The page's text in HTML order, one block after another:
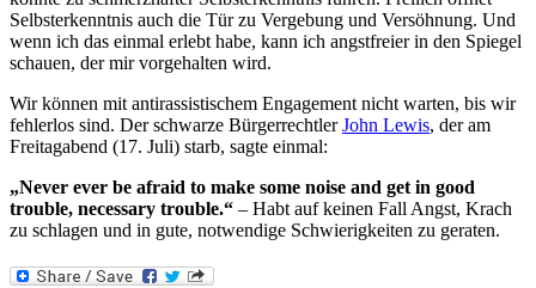
Selbsterkenntnis auch die Tür zu Vergebung und Versöhnung. Und
wenn ich das einmal erlebt habe, kann ich angstfreier in den Spiegel
schauen, der mir vorgehalten wird.
Wir können mit antirassistischem Engagement nicht warten, bis wir
fehlerlos sind. Der schwarze BürgerrechtlerJohn Lewis, der am
Freitagabend (17. Juli) starb, sagte einmal:
„Never ever be afraid to make some noise and get in good
trouble, necessary trouble.“ – Habt auf keinen Fall Angst, Krach
zu schlagen und in gute, notwendige Schwierigkeiten zu geraten.